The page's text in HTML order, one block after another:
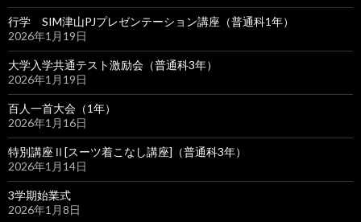
行学 SIM津山PJプレゼンテーション講座（普通科1年）
2026年1月19日
大学入学共通テスト激励会（普通科3年）
2026年1月19日
百人一首大会（1年）
2026年1月16日
特別講座Ⅱ[スーツ着こなし講座]（普通科3年）
2026年1月14日
3学期始業式
2026年1月8日